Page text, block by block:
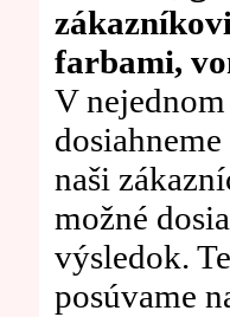
farbami,
V
naši
možné
výsledok.
posúvame